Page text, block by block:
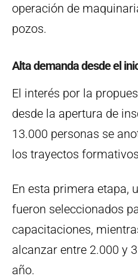
operación de
pozos.
Alta demanda desde el
El interés por la
desde la apertura de
13.000 personas se
los trayectos
En esta primera etapa,
fueron seleccionados
capacitaciones,
alcanzar entre 2.000 y
año.